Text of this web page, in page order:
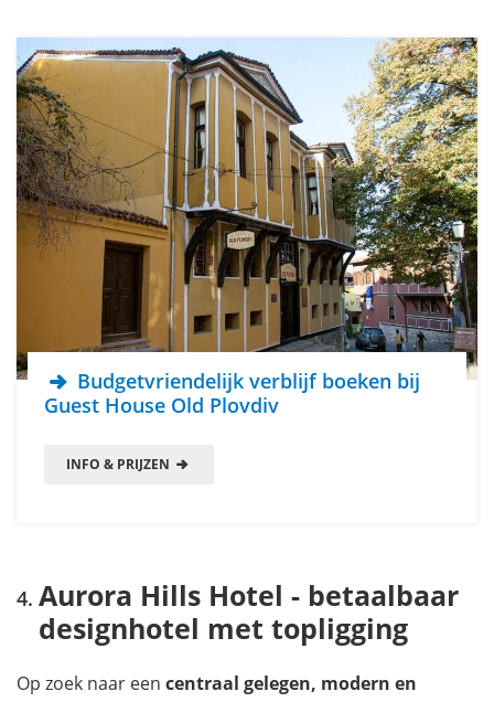
Budgetvriendelijk verblijf boeken bij
Guest House Old Plovdiv
INFO & PRIJZEN
Aurora Hills Hotel - betaalbaar
designhotel met topligging
Op zoek naar een centraal gelegen, modern en